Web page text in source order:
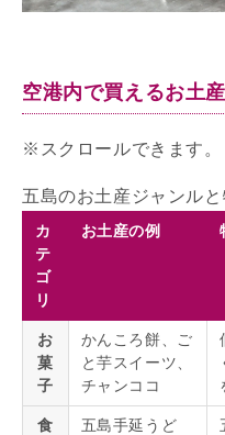
空港内で買えるお土
五島のお土産ジャンル
カ
テ
ゴ
リ
お土産の例
お
菓
子
かんころ餅、ご
と芋スイーツ、
チャンココ
食
五島手延うど